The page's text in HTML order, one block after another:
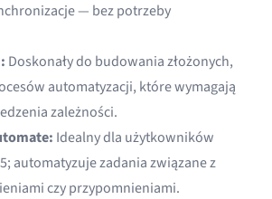
— bez potrzeby
Doskonały do budowania złożonych,
automatyzacji, które wymagają
zależności.
Idealny dla użytkowników
automatyzuje zadania związane z
czy przypomnieniami.